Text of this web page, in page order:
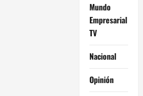
Mundo
Empresarial
TV
Nacional
Opinión